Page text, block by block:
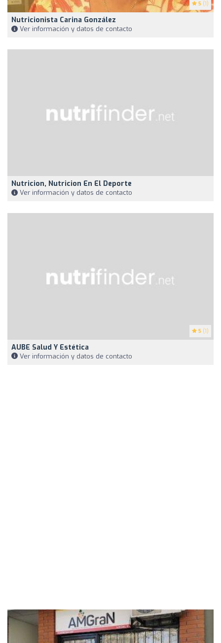
5 (1)
Nutricionista Carina González
Ver información y datos de contacto
Nutricion, Nutricion En El Deporte
Ver información y datos de contacto
5 (1)
AUBE Salud Y Estética
Ver información y datos de contacto